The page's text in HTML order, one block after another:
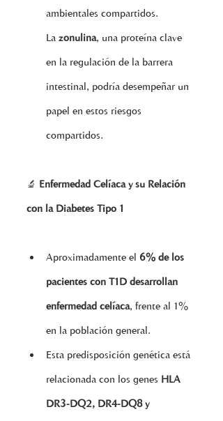
ambientales compartidos.
La zonulina, una proteína clave
en la regulación de la barrera
intestinal, podría desempeñar un
papel en estos riesgos
compartidos.
🔬 Enfermedad Celíaca y su Relación
con la Diabetes Tipo 1
Aproximadamente el 6% de los
pacientes con T1D desarrollan
enfermedad celíaca, frente al 1%
en la población general.
Esta predisposición genética está
relacionada con los genes HLA
DR3-DQ2, DR4-DQ8 y